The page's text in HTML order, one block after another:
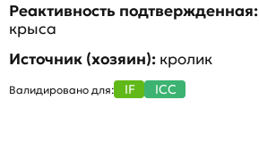
Реактивность подтвержденная:
крыса
Источник (хозяин): кролик
Валидировано для: IF ICC